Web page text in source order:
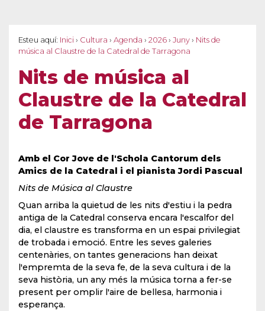
Esteu aquí: Inici › Cultura › Agenda › 2026 › Juny › Nits de
música al Claustre de la Catedral de Tarragona
Nits de música al
Claustre de la Catedral
de Tarragona
Amb el Cor Jove de l'Schola Cantorum dels
Amics de la Catedral i el pianista Jordi Pascual
Nits de Música al Claustre
Quan arriba la quietud de les nits d'estiu i la pedra
antiga de la Catedral conserva encara l'escalfor del
dia, el claustre es transforma en un espai privilegiat
de trobada i emoció. Entre les seves galeries
centenàries, on tantes generacions han deixat
l'empremta de la seva fe, de la seva cultura i de la
seva història, un any més la música torna a fer-se
present per omplir l'aire de bellesa, harmonia i
esperança.